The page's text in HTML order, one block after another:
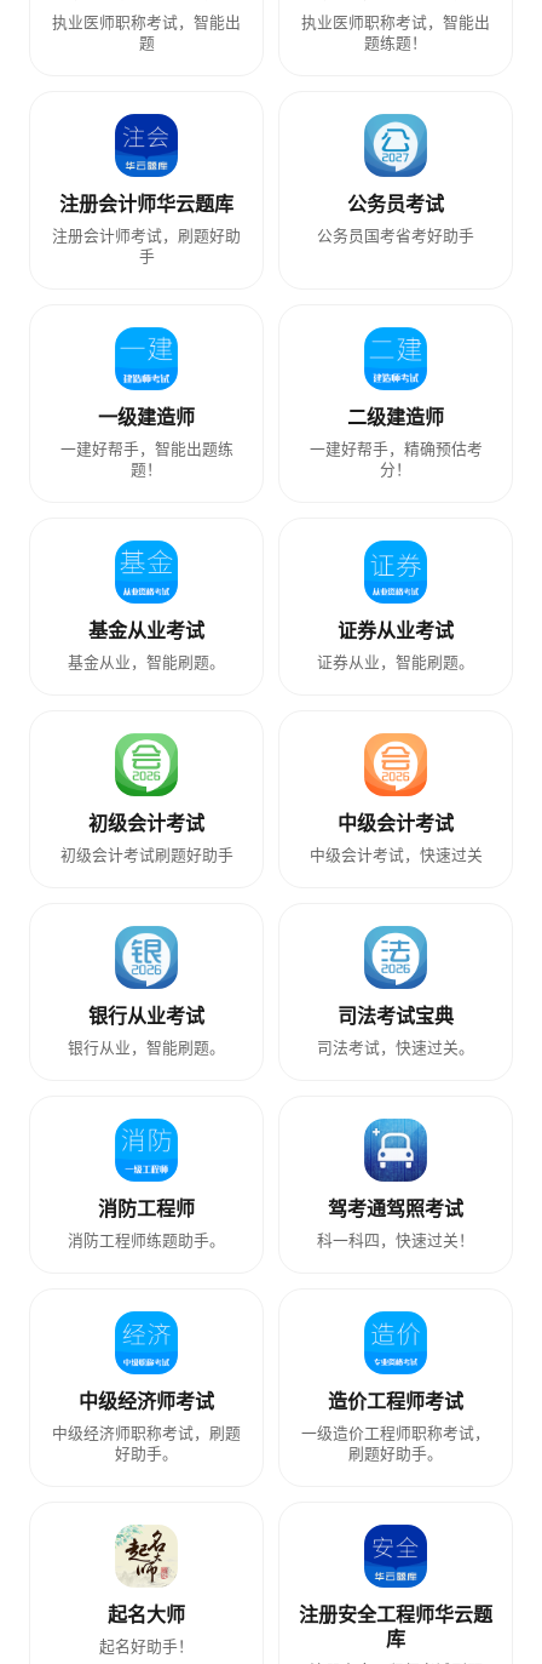
执业医师职称考试，智能出
题
执业医师职称考试，智能出
题练题！
注册会计师华云题库
注册会计师考试，刷题好助
手
公务员考试
公务员国考省考好助手
一级建造师
一建好帮手，智能出题练
题！
二级建造师
一建好帮手，精确预估考
分！
基金从业考试
基金从业，智能刷题。
证券从业考试
证券从业，智能刷题。
初级会计考试
初级会计考试刷题好助手
中级会计考试
中级会计考试，快速过关
银行从业考试
银行从业，智能刷题。
司法考试宝典
司法考试，快速过关。
消防工程师
消防工程师练题助手。
驾考通驾照考试
科一科四，快速过关！
中级经济师考试
中级经济师职称考试，刷题
好助手。
造价工程师考试
一级造价工程师职称考试，
刷题好助手。
起名大师
起名好助手！
注册安全工程师华云题
库